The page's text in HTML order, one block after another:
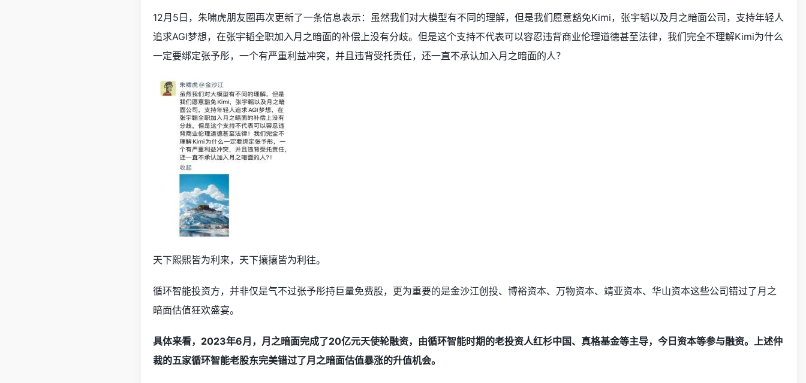
12月5日，朱啸虎朋友圈再次更新了一条信息表示：虽然我们对大模型有不同的理解，但是我们愿意豁免Kimi，张宇韬以及月之暗面公司，支持年轻人
追求AGI梦想，在张宇韬全职加入月之暗面的补偿上没有分歧。但是这个支持不代表可以容忍违背商业伦理道德甚至法律，我们完全不理解Kimi为什么
一定要绑定张予彤，一个有严重利益冲突，并且违背受托责任，还一直不承认加入月之暗面的人？
天下熙熙皆为利来，天下攘攘皆为利往。
循环智能投资方，并非仅是气不过张予彤持巨量免费股，更为重要的是金沙江创投、博裕资本、万物资本、靖亚资本、华山资本这些公司错过了月之
暗面估值狂欢盛宴。
具体来看，2023年6月，月之暗面完成了20亿元天使轮融资，由循环智能时期的老投资人红杉中国、真格基金等主导，今日资本等参与融资。上述仲
裁的五家循环智能老股东完美错过了月之暗面估值暴涨的升值机会。